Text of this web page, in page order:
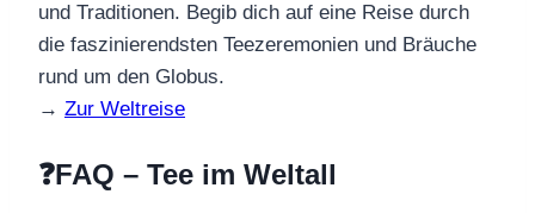
und Traditionen. Begib dich auf eine Reise durch
die faszinierendsten Teezeremonien und Bräuche
rund um den Globus.
→ Zur Weltreise
❓FAQ – Tee im Weltall